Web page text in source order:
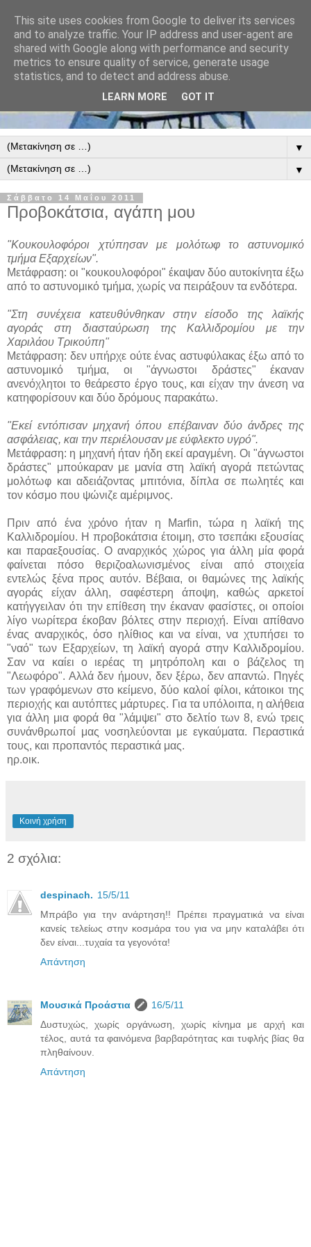
▼
▼
Σάββατο 14 Μαΐου 2011
Προβοκάτσια, αγάπη μου
"Κουκουλοφόροι χτύπησαν με μολότωφ το αστυνομικό
τμήμα Εξαρχείων".
Μετάφραση: οι "κουκουλοφόροι" έκαψαν δύο αυτοκίνητα έξω
από το αστυνομικό τμήμα, χωρίς να πειράξουν τα ενδότερα.
"Στη συνέχεια κατευθύνθηκαν στην είσοδο της λαϊκής
αγοράς στη διασταύρωση της Καλλιδρομίου με την
Χαριλάου Τρικούπη"
Μετάφραση: δεν υπήρχε ούτε ένας αστυφύλακας έξω από το
αστυνομικό τμήμα, οι "άγνωστοι δράστες" έκαναν
ανενόχλητοι το θεάρεστο έργο τους, και είχαν την άνεση να
κατηφορίσουν και δύο δρόμους παρακάτω.
"Εκεί εντόπισαν μηχανή όπου επέβαιναν δύο άνδρες της
ασφάλειας, και την περιέλουσαν με εύφλεκτο υγρό".
Μετάφραση: η μηχανή ήταν ήδη εκεί αραγμένη. Οι "άγνωστοι
δράστες" μπούκαραν με μανία στη λαϊκή αγορά πετώντας
μολότωφ και αδειάζοντας μπιτόνια, δίπλα σε πωλητές και
τον κόσμο που ψώνιζε αμέριμνος.
Πριν από ένα χρόνο ήταν η Marfin, τώρα η λαϊκή της
Καλλιδρομίου. Η προβοκάτσια έτοιμη, στο τσεπάκι εξουσίας
και παραεξουσίας. Ο αναρχικός χώρος για άλλη μία φορά
φαίνεται πόσο θεριζοαλωνισμένος είναι από στοιχεία
εντελώς ξένα προς αυτόν. Βέβαια, οι θαμώνες της λαϊκής
αγοράς είχαν άλλη, σαφέστερη άποψη, καθώς αρκετοί
κατήγγειλαν ότι την επίθεση την έκαναν φασίστες, οι οποίοι
λίγο νωρίτερα έκοβαν βόλτες στην περιοχή. Είναι απίθανο
ένας αναρχικός, όσο ηλίθιος και να είναι, να χτυπήσει το
"ναό" των Εξαρχείων, τη λαϊκή αγορά στην Καλλιδρομίου.
Σαν να καίει ο ιερέας τη μητρόπολη και ο βάζελος τη
"Λεωφόρο". Αλλά δεν ήμουν, δεν ξέρω, δεν απαντώ. Πηγές
των γραφόμενων στο κείμενο, δύο καλοί φίλοι, κάτοικοι της
περιοχής και αυτόπτες μάρτυρες. Για τα υπόλοιπα, η αλήθεια
για άλλη μια φορά θα "λάμψει" στο δελτίο των 8, ενώ τρεις
συνάνθρωποί μας νοσηλεύονται με εγκαύματα. Περαστικά
τους, και προπαντός περαστικά μας.
ηρ.οικ.
Κοινή χρήση
2 σχόλια:
despinach. 15/5/11
Μπράβο για την ανάρτηση!! Πρέπει πραγματικά να είναι
κανείς τελείως στην κοσμάρα του για να μην καταλάβει ότι
δεν είναι...τυχαία τα γεγονότα!
Απάντηση
Μουσικά Προάστια
16/5/11
Δυστυχώς, χωρίς οργάνωση, χωρίς κίνημα με αρχή και
τέλος, αυτά τα φαινόμενα βαρβαρότητας και τυφλής βίας θα
πληθαίνουν.
Απάντηση
This site uses cookies from Google to deliver its services
and to analyze traffic. Your IP address and user-agent are
shared with Google along with performance and security
metrics to ensure quality of service, generate usage
statistics, and to detect and address abuse.
LEARN MORE GOT IT